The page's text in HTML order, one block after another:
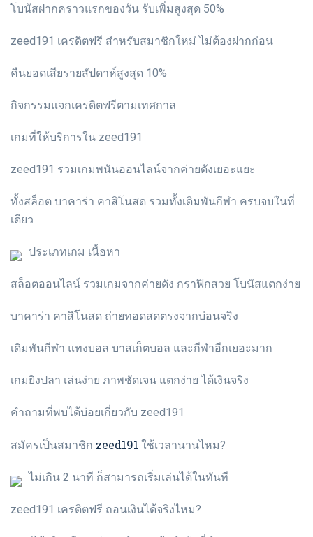
โบนัสฝากคราวแรกของวัน รับเพิ่มสูงสุด 50%
zeed191 เครดิตฟรี สำหรับสมาชิกใหม่ ไม่ต้องฝากก่อน
คืนยอดเสียรายสัปดาห์สูงสุด 10%
กิจกรรมแจกเครดิตฟรีตามเทศกาล
เกมที่ให้บริการใน zeed191
zeed191 รวมเกมพนันออนไลน์จากค่ายดังเยอะแยะ
ทั้งสล็อต บาคาร่า คาสิโนสด รวมทั้งเดิมพันกีฬา ครบจบในที่
เดียว
ประเภทเกม เนื้อหา
สล็อตออนไลน์ รวมเกมจากค่ายดัง กราฟิกสวย โบนัสแตกง่าย
บาคาร่า คาสิโนสด ถ่ายทอดสดตรงจากบ่อนจริง
เดิมพันกีฬา แทงบอล บาสเก็ตบอล และกีฬาอีกเยอะมาก
เกมยิงปลา เล่นง่าย ภาพชัดเจน แตกง่าย ได้เงินจริง
คำถามที่พบได้บ่อยเกี่ยวกับ zeed191
สมัครเป็นสมาชิก zeed191 ใช้เวลานานไหม?
ไม่เกิน 2 นาที ก็สามารถเริ่มเล่นได้ในทันที
zeed191 เครดิตฟรี ถอนเงินได้จริงไหม?